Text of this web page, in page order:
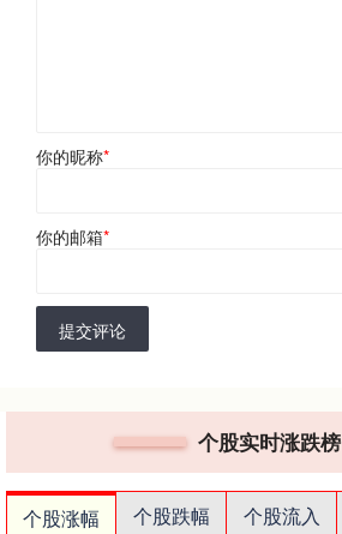
你的昵称*
你的邮箱*
提交评论
个股实时涨跌榜
个股涨幅 个股跌幅 个股流入